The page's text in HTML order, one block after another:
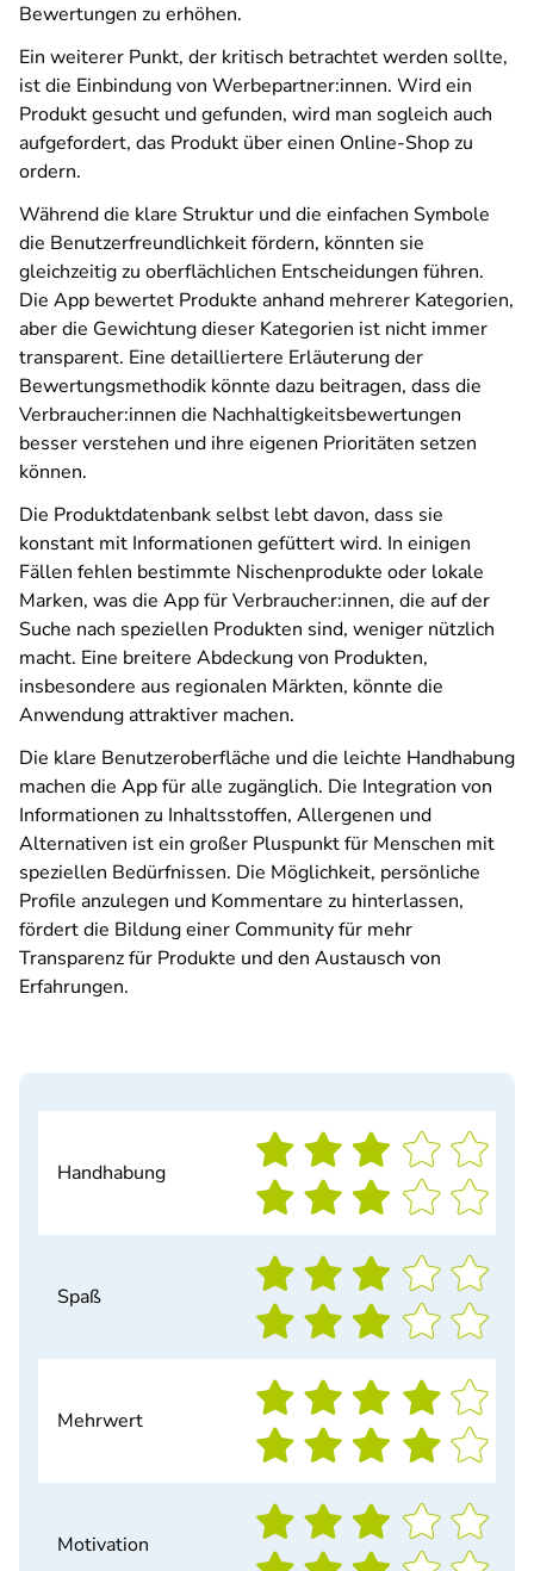
Bewertungen zu erhöhen.
Ein weiterer Punkt, der kritisch betrachtet werden sollte,
ist die Einbindung von Werbepartner:innen. Wird ein
Produkt gesucht und gefunden, wird man sogleich auch
aufgefordert, das Produkt über einen Online-Shop zu
ordern.
Während die klare Struktur und die einfachen Symbole
die Benutzerfreundlichkeit fördern, könnten sie
gleichzeitig zu oberflächlichen Entscheidungen führen.
Die App bewertet Produkte anhand mehrerer Kategorien,
aber die Gewichtung dieser Kategorien ist nicht immer
transparent. Eine detailliertere Erläuterung der
Bewertungsmethodik könnte dazu beitragen, dass die
Verbraucher:innen die Nachhaltigkeitsbewertungen
besser verstehen und ihre eigenen Prioritäten setzen
können.
Die Produktdatenbank selbst lebt davon, dass sie
konstant mit Informationen gefüttert wird. In einigen
Fällen fehlen bestimmte Nischenprodukte oder lokale
Marken, was die App für Verbraucher:innen, die auf der
Suche nach speziellen Produkten sind, weniger nützlich
macht. Eine breitere Abdeckung von Produkten,
insbesondere aus regionalen Märkten, könnte die
Anwendung attraktiver machen.
Die klare Benutzeroberfläche und die leichte Handhabung
machen die App für alle zugänglich. Die Integration von
Informationen zu Inhaltsstoffen, Allergenen und
Alternativen ist ein großer Pluspunkt für Menschen mit
speziellen Bedürfnissen. Die Möglichkeit, persönliche
Profile anzulegen und Kommentare zu hinterlassen,
fördert die Bildung einer Community für mehr
Transparenz für Produkte und den Austausch von
Erfahrungen.
Handhabung
Spaß
Mehrwert
Motivation